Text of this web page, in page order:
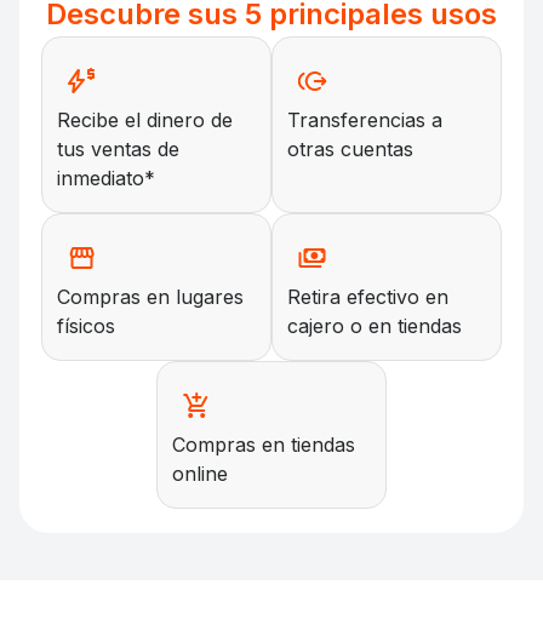
Descubre sus 5 principales usos
Recibe el dinero de
tus ventas de
inmediato*
Transferencias a
otras cuentas
Compras en lugares
físicos
Retira efectivo en
cajero o en tiendas
Compras en tiendas
online